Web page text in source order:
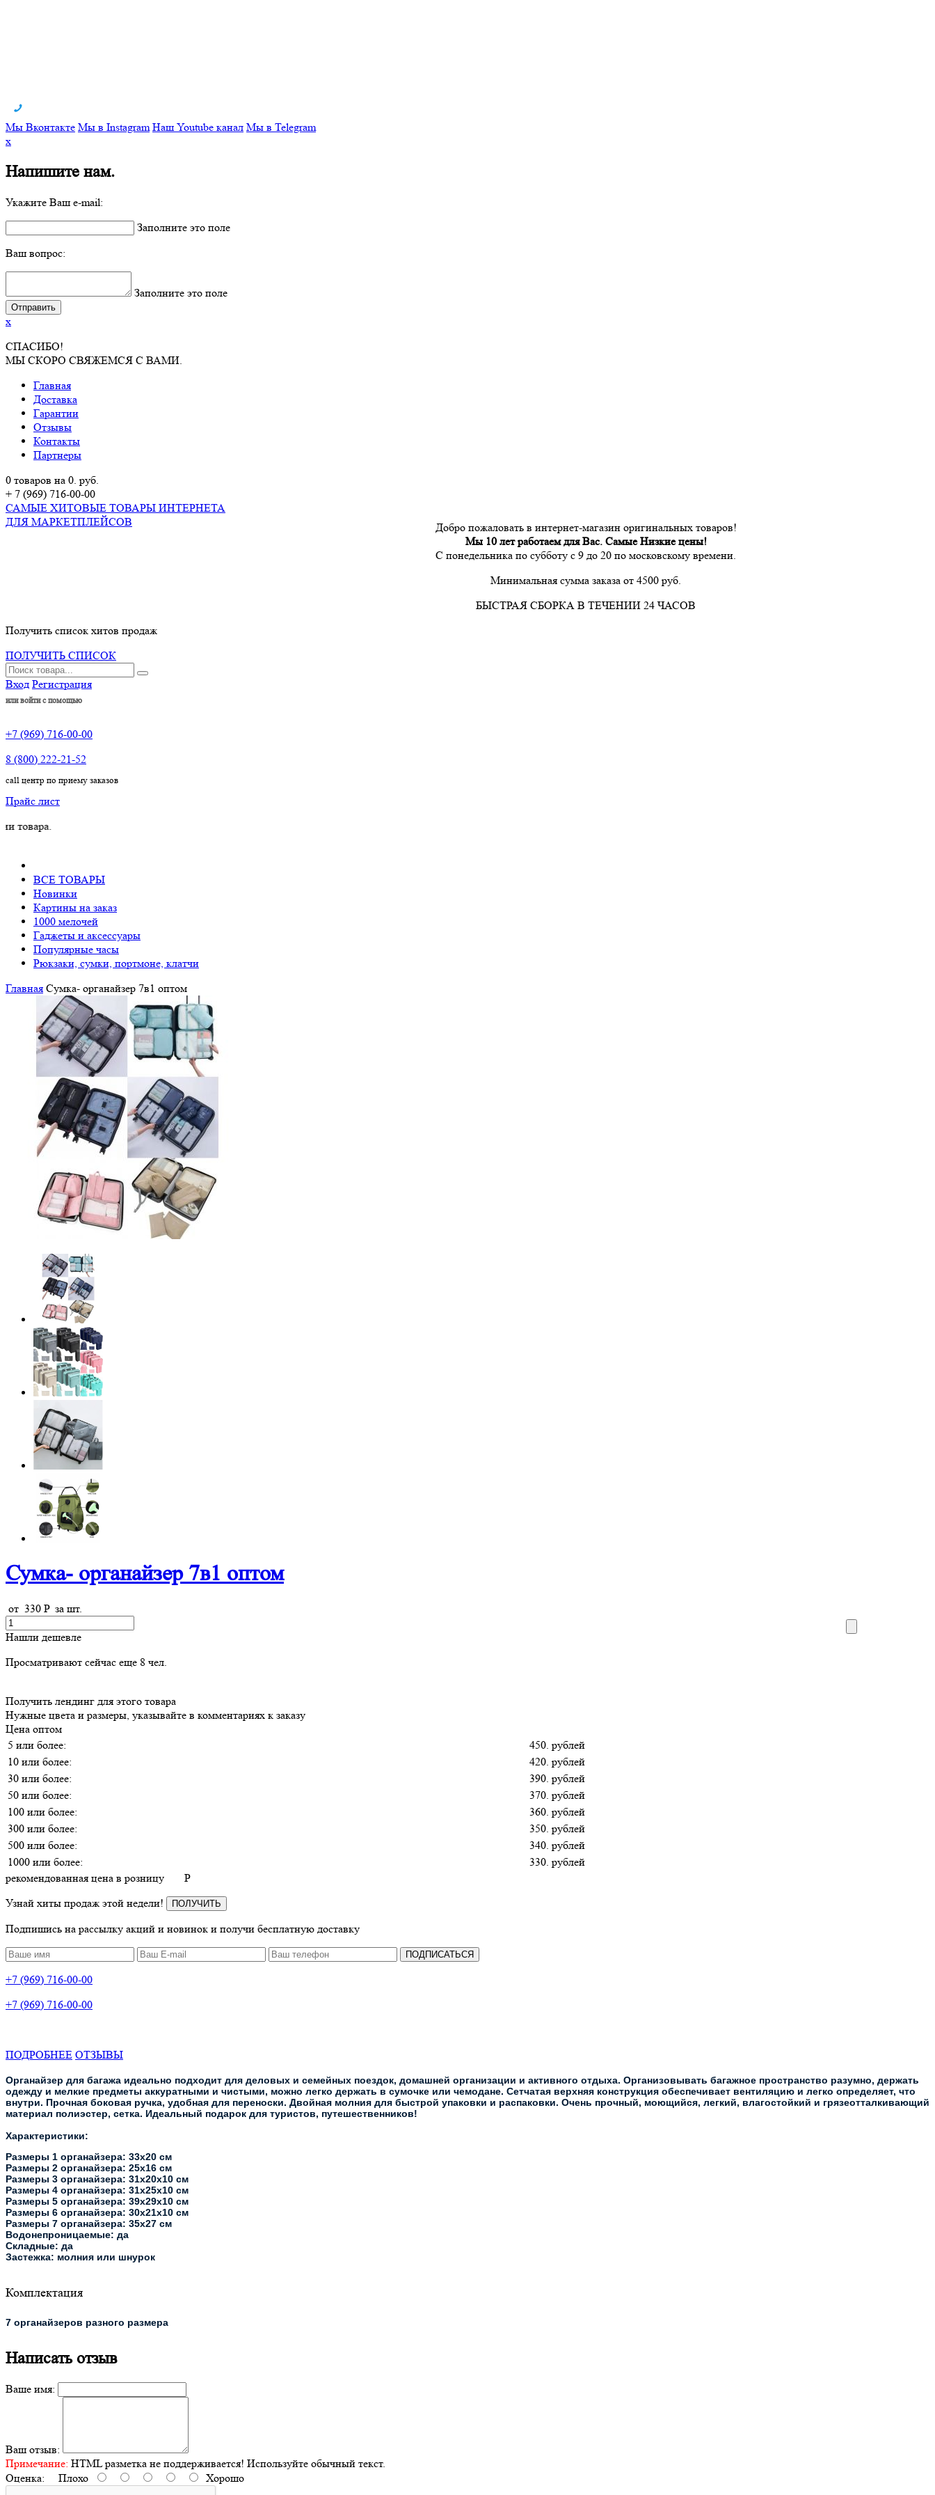
Мы Вконтакте Мы в Instagram Наш Youtube канал Мы в Telegram
x
Напишите нам.
Укажите Ваш e-mail:
Заполните это поле
Ваш вопрос:
Заполните это поле
x
СПАСИБО!
МЫ СКОРО СВЯЖЕМСЯ С ВАМИ.
Главная
Доставка
Гарантии
Отзывы
Контакты
Партнеры
0 товаров на 0. руб.
+ 7 (969) 716-00-00
САМЫЕ ХИТОВЫЕ ТОВАРЫ ИНТЕРНЕТА
ДЛЯ МАРКЕТПЛЕЙСОВ
Добро пожаловать в интернет-магазин оригинальных товаров!
Мы 10 лет работаем для Вас. Самые Низкие цены!
С понедельника по субботу с 9 до 20 по московскому времени.
Минимальная сумма заказа от 4500 руб.
БЫСТРАЯ СБОРКА В ТЕЧЕНИИ 24 ЧАСОВ
Получить список хитов продаж
ПОЛУЧИТЬ СПИСОК
Вход Регистрация
или войти с помощью
+7 (969) 716-00-00
8 (800) 222-21-52
call центр по приему заказов
Прайс лист
ВСЕ ТОВАРЫ
Новинки
Картины на заказ
1000 мелочей
Гаджеты и аксессуары
Популярные часы
Рюкзаки, сумки, портмоне, клатчи
Главная Сумка- органайзер 7в1 оптом
Сумка- органайзер 7в1 оптом
от 330 Pза шт.
Нашли дешевле
Просматривают сейчас еще 8 чел.
Получить лендинг для этого товара
Нужные цвета и размеры, указывайте в комментариях к заказу
Цена оптом
5 или более:
450. рублей
10 или более:
420. рублей
30 или более:
390. рублей
50 или более:
370. рублей
100 или более:
360. рублей
300 или более:
350. рублей
500 или более:
340. рублей
1000 или более:
330. рублей
рекомендованная цена в розницу
P
Узнай хиты продаж этой недели!
ПОЛУЧИТЬ
Подпишись на рассылку акций и новинок и получи бесплатную доставку
ПОДПИСАТЬСЯ
+7 (969) 716-00-00
+7 (969) 716-00-00
ПОДРОБНЕЕ ОТЗЫВЫ
Органайзер для багажа идеально подходит для деловых и семейных поездок, домашней организации и активного отдыха. Организовывать багажное пространство разумно, держать
одежду и мелкие предметы аккуратными и чистыми, можно легко держать в сумочке или чемодане. Сетчатая верхняя конструкция обеспечивает вентиляцию и легко определяет, что
внутри. Прочная боковая ручка, удобная для переноски. Двойная молния для быстрой упаковки и распаковки. Очень прочный, моющийся, легкий, влагостойкий и грязеотталкивающий
материал полиэстер, сетка. Идеальный подарок для туристов, путешественников!
Характеристики:
Размеры 1 органайзера: 33х20 см
Размеры 2 органайзера: 25х16 см
Размеры 3 органайзера: 31х20х10 см
Размеры 4 органайзера: 31х25х10 см
Размеры 5 органайзера: 39х29х10 см
Размеры 6 органайзера: 30х21х10 см
Размеры 7 органайзера: 35х27 см
Водонепроницаемые: да
Складные: да
Застежка: молния или шнурок
Комплектация
7 органайзеров разного размера
Написать отзыв
Ваше имя:
Ваш отзыв:
Примечание: HTML разметка не поддерживается! Используйте обычный текст.
Оценка: Плохо Хорошо